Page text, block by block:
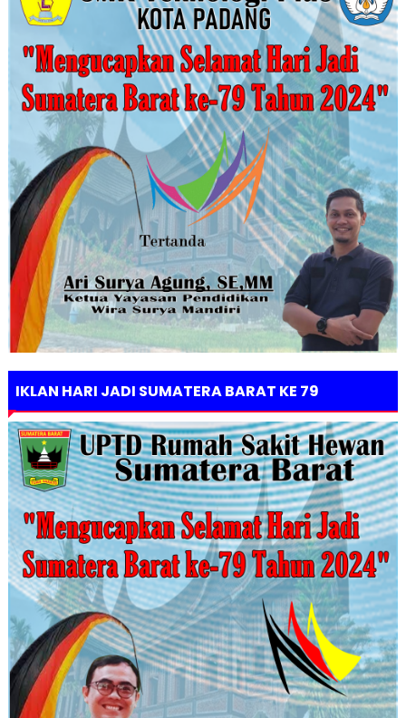
IKLAN HARI JADI SUMATERA BARAT KE 79